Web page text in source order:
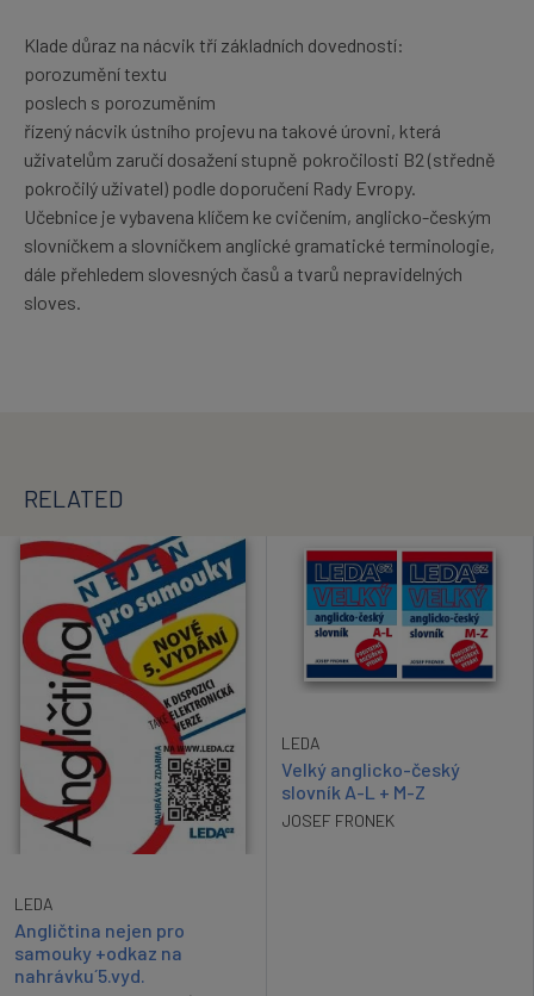
Klade důraz na nácvik tří základních dovedností:
porozumění textu
poslech s porozuměním
řízený nácvik ústního projevu na takové úrovni, která
uživatelům zaručí dosažení stupně pokročilosti B2 (středně
pokročilý uživatel) podle doporučení Rady Evropy.
Učebnice je vybavena klíčem ke cvičením, anglicko-českým
slovníčkem a slovníčkem anglické gramatické terminologie,
dále přehledem slovesných časů a tvarů nepravidelných
sloves.
RELATED
LEDA
Angličtina nejen pro
samouky +odkaz na
nahrávku´5.vyd.
LEDA
Velký anglicko-český
slovník A-L + M-Z
JOSEF FRONEK